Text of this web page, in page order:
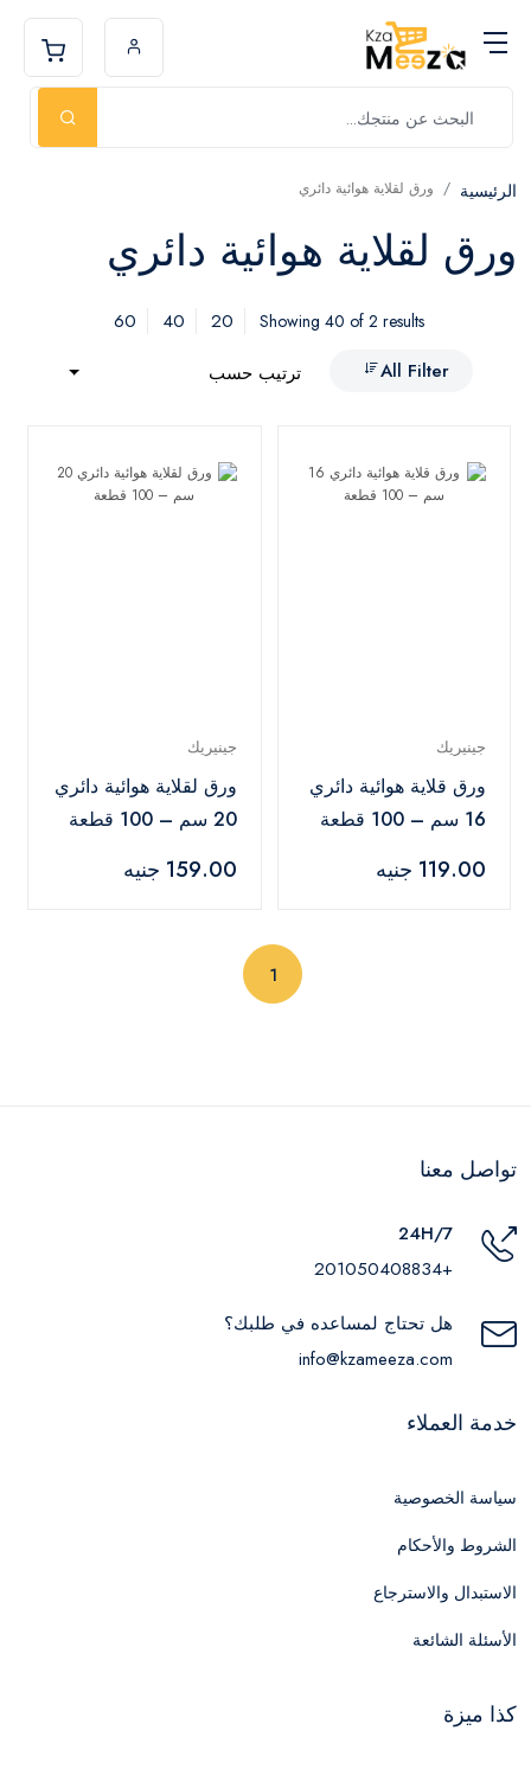
الرئيسية ورق لقلاية هوائية دائري
ورق لقلاية هوائية دائري
Showing 40 of 2 results
20
40
60
All Filter
ترتيب حسب
جينيريك
ورق قلاية هوائية دائري
16 سم – 100 قطعة
119.00 جنيه
جينيريك
ورق لقلاية هوائية دائري
20 سم – 100 قطعة
159.00 جنيه
1
تواصل معنا
24H/7
+201050408834
هل تحتاج لمساعده في طلبك؟
info@kzameeza.com
خدمة العملاء
سياسة الخصوصية
الشروط والأحكام
الاستبدال والاسترجاع
الأسئلة الشائعة
كذا ميزة